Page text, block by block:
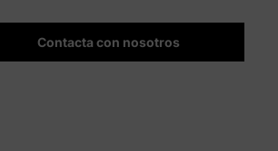
Contacta con nosotros